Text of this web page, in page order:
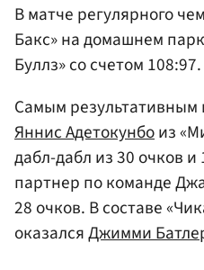
В матче регулярного
Бакс» на домашнем
Буллз» со счетом 108:97.
Самым результативным
Яннис Адетокунбоиз
дабл-дабл из 30 очков и
партнер по команде
28 очков. В составе
оказалсяДжимми